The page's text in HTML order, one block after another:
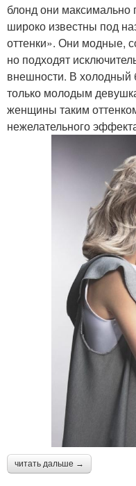
блонд они максимально
широко известны под
оттенки». Они модные,
но подходят
внешности. В холодный
только молодым
женщины таким
нежелательного
читать дальше →